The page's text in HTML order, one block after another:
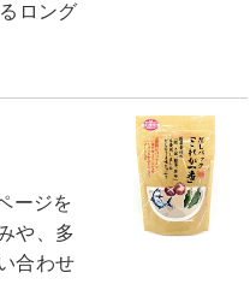
ロング
ージを
や、多
合わせ